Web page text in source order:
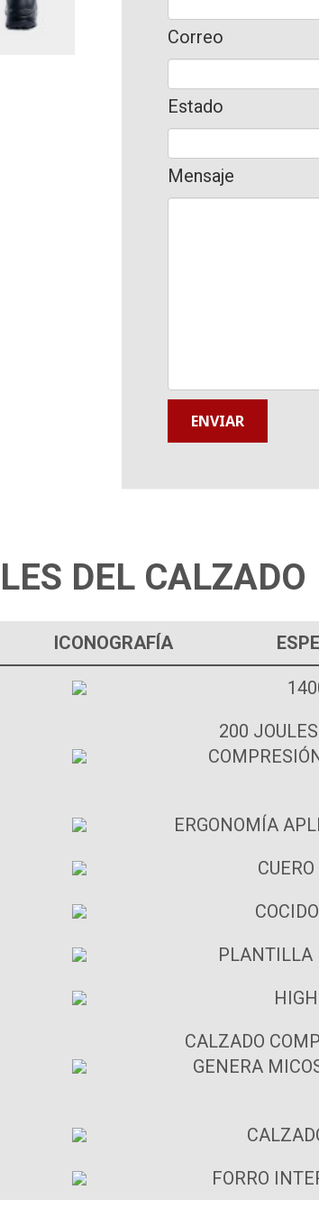
Correo
Estado
Mensaje
DEL CALZADO
ICONOGRAFÍA
200
ERGONOMÍA
PLANTILLA
CALZADO
GENERA
FORRO